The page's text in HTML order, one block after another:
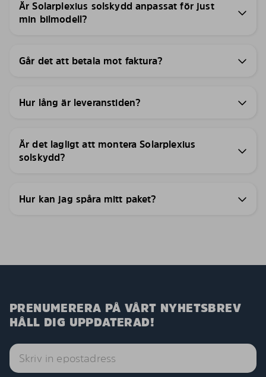
Är Solarplexius solskydd anpassat för just
min bilmodell?
Går det att betala mot faktura?
Hur lång är leveranstiden?
Är det lagligt att montera Solarplexius
solskydd?
Hur kan jag spåra mitt paket?
PRENUMERERA PÅ VÅRT NYHETSBREV
HÅLL DIG UPPDATERAD!